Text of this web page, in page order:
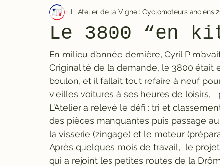
Le 3800 “en
L' Atelier de la Vigne : Cyclomoteurs anciens
En milieu d’année dernière, Cyril P
Originalité de la demande, le 3800
boulon, et il fallait tout refaire à neuf
vieilles voitures à ses heures de loisirs,
L’Atelier a relevé le défi : tri et
des pièces manquantes puis passage
la visserie (zingage) et le moteur
Après quelques mois de travail,  le
qui a rejoint les petites routes de la